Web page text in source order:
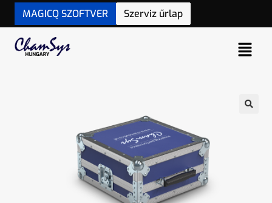
MAGICQ SZOFTVER Szerviz űrlap